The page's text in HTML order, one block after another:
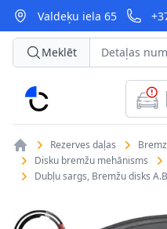
Valdeķu iela 65
CarParts
Meklēt
Rezerves daļas
Disku bremžu mehānisms
Dubļu sargs, Bremžu disks